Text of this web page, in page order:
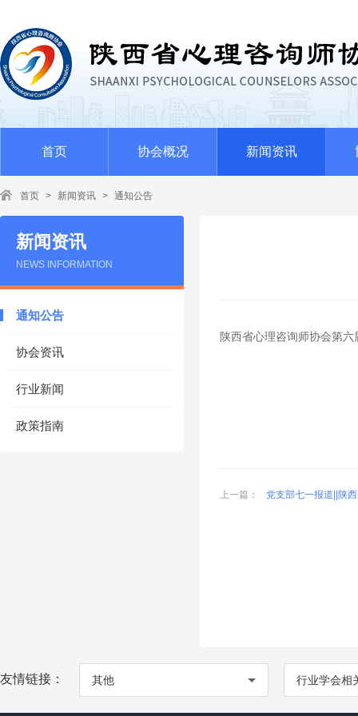
首页 协会概况 新闻资讯
首页 > 新闻资讯 > 通知公告
新闻资讯
NEWS INFORMATION
通知公告
协会资讯
行业新闻
政策指南
陕西省心理咨询师协会第
上一篇： 党支部七一报道||陕
友情链接： 其他 行业学会相